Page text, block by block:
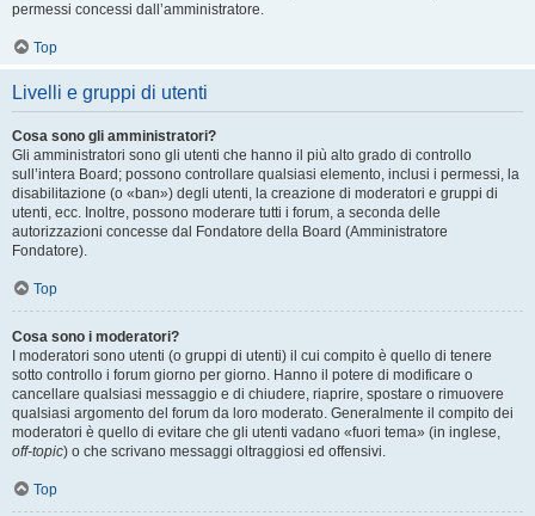
permessi concessi dall’amministratore.
Top
Livelli e gruppi di utenti
Cosa sono gli amministratori?
Gli amministratori sono gli utenti che hanno il più alto grado di controllo
sull’intera Board; possono controllare qualsiasi elemento, inclusi i permessi, la
disabilitazione (o «ban») degli utenti, la creazione di moderatori e gruppi di
utenti, ecc. Inoltre, possono moderare tutti i forum, a seconda delle
autorizzazioni concesse dal Fondatore della Board (Amministratore
Fondatore).
Top
Cosa sono i moderatori?
I moderatori sono utenti (o gruppi di utenti) il cui compito è quello di tenere
sotto controllo i forum giorno per giorno. Hanno il potere di modificare o
cancellare qualsiasi messaggio e di chiudere, riaprire, spostare o rimuovere
qualsiasi argomento del forum da loro moderato. Generalmente il compito dei
moderatori è quello di evitare che gli utenti vadano «fuori tema» (in inglese,
off-topic) o che scrivano messaggi oltraggiosi ed offensivi.
Top